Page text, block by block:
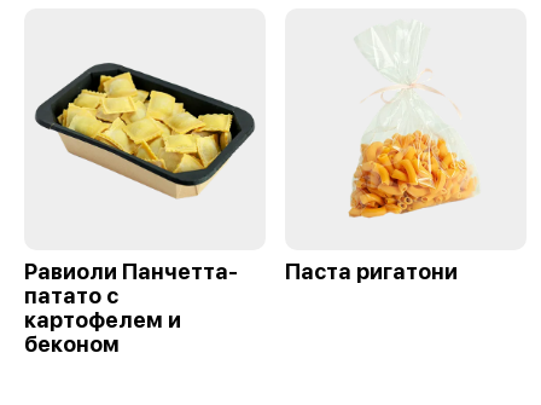
Равиоли Панчетта-
патато с
картофелем и
беконом
Паста ригатони